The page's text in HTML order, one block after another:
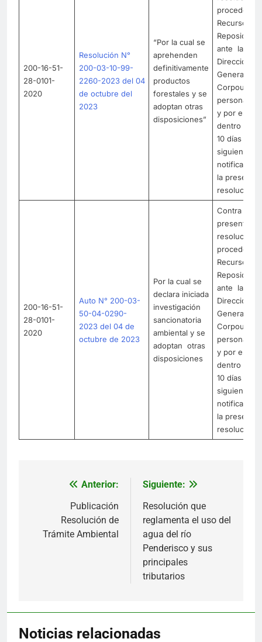
200-16-51-
28-0101-
2020
Resolución N°
200-03-10-99-
2260-2023 del 04
de octubre del
2023
“Por la cual se
aprehenden
definitivamente
productos
forestales y se
adoptan otras
disposiciones”
procede
Recurso de
Reposición
ante la
Dirección
General de
Corpouraba
y por
dentro de
10 días
siguientes a
notificación
la presente
resolución
200-16-51-
28-0101-
2020
Auto N° 200-03-
50-04-0290-
2023 del 04 de
octubre de 2023
Por la cual se
declara iniciada
investigación
sancionatoria
ambiental y se
adoptan otras
disposiciones
Contra la
presente
resolución
procede
Recurso de
Reposición
ante la
Dirección
General de
Corpouraba
y por
dentro de
10 días
siguientes a
notificación
la presente
resolución
Navegación
entradas
Anterior:
Publicación
Resolución de
Trámite Ambiental
Siguiente:
Resolución que
reglamenta el uso del
agua del río
Penderisco y sus
principales
tributarios
Noticias relacionadas